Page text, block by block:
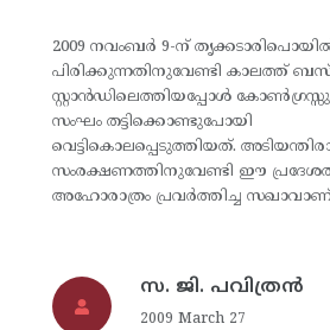
2009 നവംബര്‍ 9-ന്
പിരിക്കുന്നതിനുവേണ്ടി കാലത്ത്
സ്റ്റാന്‍ഡിലെത്തിയപ്പോള്‍
സംഘം തട്ടിക്കൊണ്ടുപോയി
വെട്ടികൊലപ്പെടുത്തിയത്.
സംരക്ഷണത്തിനുവേണ്ടി ഈ
അഹോരാത്രം പ്രവര്‍ത്തിച്ച സഖാവാണ്
സ. ജി. പവിത്രന്‍
2009 March 27